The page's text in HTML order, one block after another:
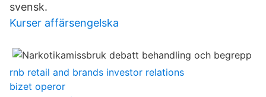
svensk.
Kurser affärsengelska
rnb retail and brands investor relations
bizet operor